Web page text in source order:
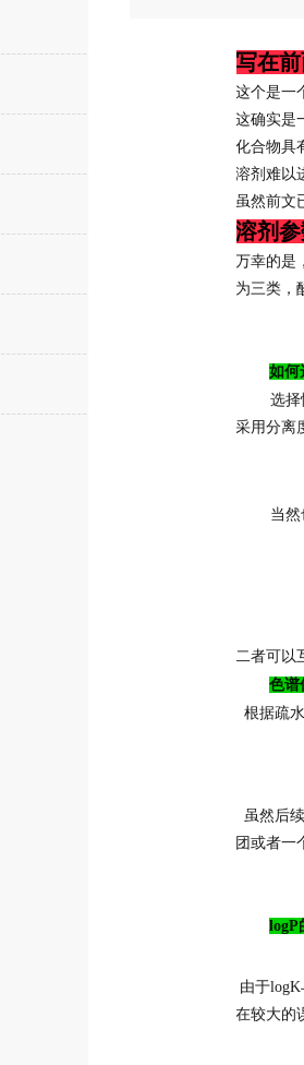
写在
这个是一
这确实是
化合物具
溶剂难以
虽然前文
溶剂
万幸的是
为三类，
如何
选
采用分离
当
二者可以
色谱
根据疏
虽然后
团或者一
logP
由于
在较大的